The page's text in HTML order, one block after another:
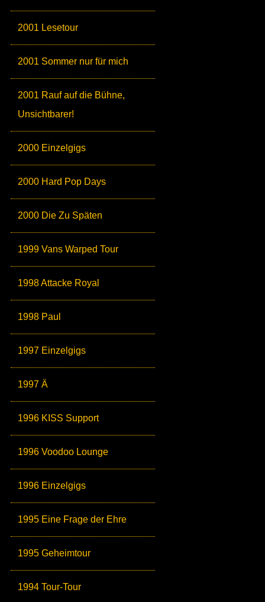
2001 Lesetour
2001 Sommer nur für mich
2001 Rauf auf die Bühne,
Unsichtbarer!
2000 Einzelgigs
2000 Hard Pop Days
2000 Die Zu Späten
1999 Vans Warped Tour
1998 Attacke Royal
1998 Paul
1997 Einzelgigs
1997 Ä
1996 KISS Support
1996 Voodoo Lounge
1996 Einzelgigs
1995 Eine Frage der Ehre
1995 Geheimtour
1994 Tour-Tour